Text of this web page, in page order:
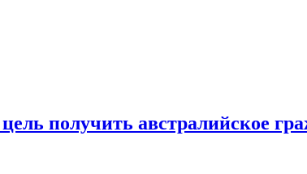
получить австралийское